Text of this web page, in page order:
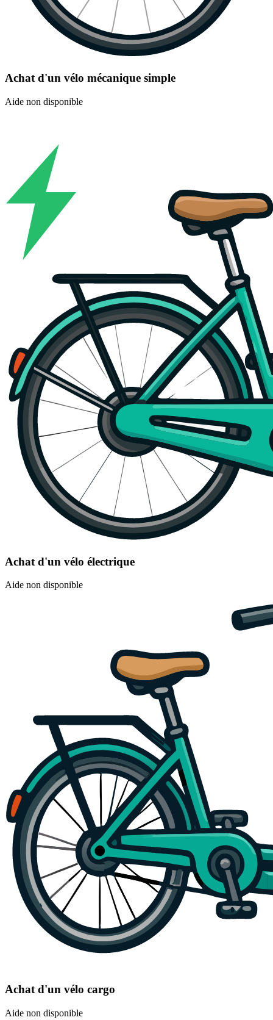
Achat d'un vélo mécanique simple
Aide non disponible
Achat d'un vélo électrique
Aide non disponible
Achat d'un vélo cargo
Aide non disponible